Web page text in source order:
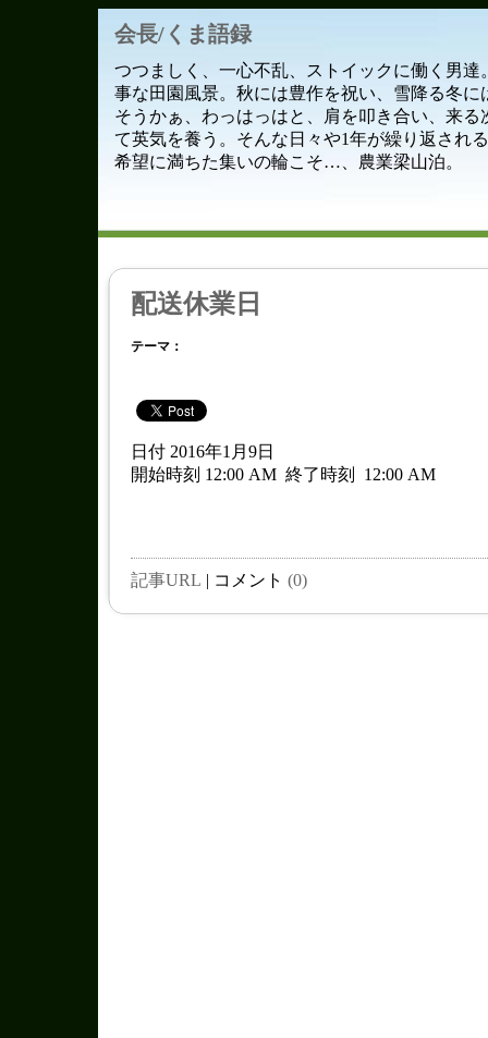
会長/くま語録
つつましく、一心不乱、ストイックに働く男達
事な田園風景。秋には豊作を祝い、雪降る冬に
そうかぁ、わっはっはと、肩を叩き合い、来る
て英気を養う。そんな日々や1年が繰り返され
希望に満ちた集いの輪こそ…、農業梁山泊。
配送休業日
テーマ：
日付 2016年1月9日
開始時刻 12:00 AM 終了時刻 12:00 AM
記事URL | コメント (0)